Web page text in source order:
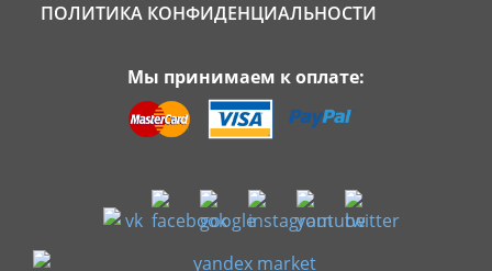
ПОЛИТИКА КОНФИДЕНЦИАЛЬНОСТИ
Мы принимаем к оплате: